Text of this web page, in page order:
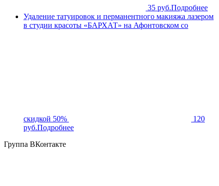
35 руб.Подробнее
Удаление татуировок и перманентного макияжа лазером
в студии красоты «БАРХАТ» на Афонтовском со
скидкой 50%
120
руб.Подробнее
Группа ВКонтакте